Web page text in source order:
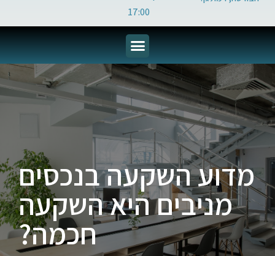
17:00
מדוע השקעה בנכסים
מניבים היא השקעה
חכמה?